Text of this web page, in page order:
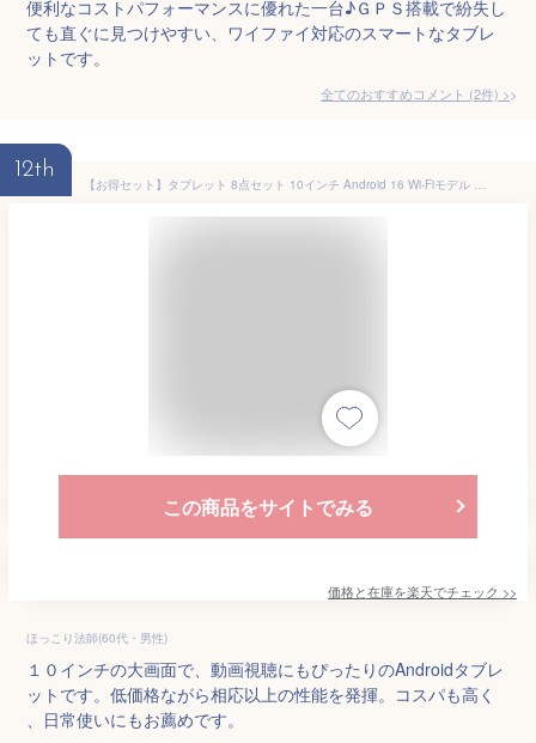
便利なコストパフォーマンスに優れた一台♪ＧＰＳ搭載で紛失し
ても直ぐに見つけやすい、ワイファイ対応のスマートなタブレ
ットです。
全てのおすすめコメント (2件) >
12th
【お得セット】タブレット 8点セット 10インチ Android 16 Wi-Fiモデル 30GB+128GB+1TB拡張 Widevine L1対応 8コアCPU 5000mAh GMS認証 BT5.4 顔認識 無線投影 児童守護 OTG 格安タブレット アンドロイド 子供 キッズ 初心者 子供用 プレゼント ギフト
この商品をサイトでみる
価格と在庫を楽天でチェック >>
ほっこり法師(60代・男性)
１０インチの大画面で、動画視聴にもぴったりのAndroidタブレ
ットです。低価格ながら相応以上の性能を発揮。コスパも高く
、日常使いにもお薦めです。